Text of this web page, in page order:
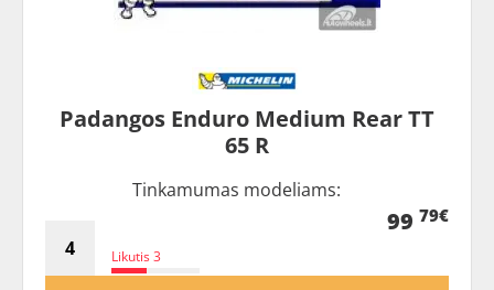
Padangos Enduro Medium Rear TT
65 R
Tinkamumas modeliams:
Likutis 3
99 79€